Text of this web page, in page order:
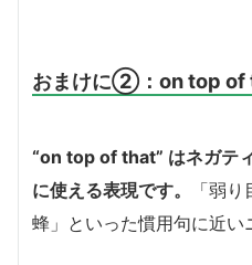
おまけに②：on top of
“on top of that” はネガテ
に使える表現です。
「弱
蜂」といった慣用句に近い